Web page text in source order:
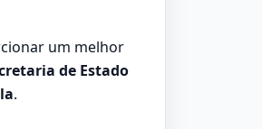
um melhor
de Estado
.